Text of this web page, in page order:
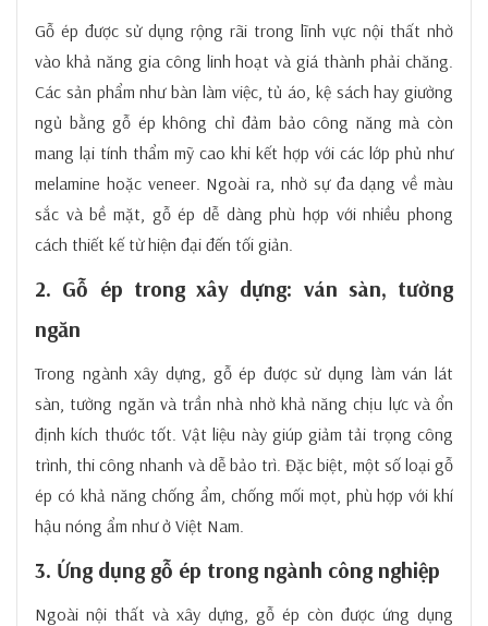
Gỗ ép được sử dụng rộng rãi trong lĩnh vực nội thất nhờ
vào khả năng gia công linh hoạt và giá thành phải chăng.
Các sản phẩm như bàn làm việc, tủ áo, kệ sách hay giường
ngủ bằng gỗ ép không chỉ đảm bảo công năng mà còn
mang lại tính thẩm mỹ cao khi kết hợp với các lớp phủ như
melamine hoặc veneer. Ngoài ra, nhờ sự đa dạng về màu
sắc và bề mặt, gỗ ép dễ dàng phù hợp với nhiều phong
cách thiết kế từ hiện đại đến tối giản.
2. Gỗ ép trong xây dựng: ván sàn, tường
ngăn
Trong ngành xây dựng, gỗ ép được sử dụng làm ván lát
sàn, tường ngăn và trần nhà nhờ khả năng chịu lực và ổn
định kích thước tốt. Vật liệu này giúp giảm tải trọng công
trình, thi công nhanh và dễ bảo trì. Đặc biệt, một số loại gỗ
ép có khả năng chống ẩm, chống mối mọt, phù hợp với khí
hậu nóng ẩm như ở Việt Nam.
3. Ứng dụng gỗ ép trong ngành công nghiệp
Ngoài nội thất và xây dựng, gỗ ép còn được ứng dụng